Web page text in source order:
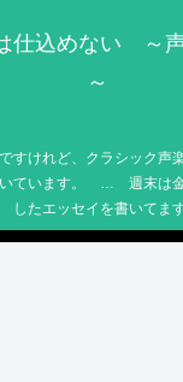
仕込めない ～
～
すけれど、クラシック声
ています。 … 週末は金
したエッセイを書いてます